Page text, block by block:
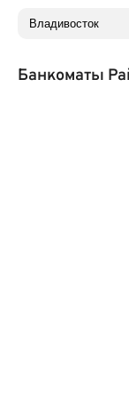
Банкоматы